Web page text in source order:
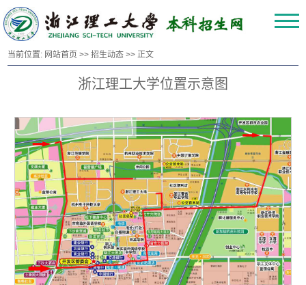
当前位置: 网站首页 >>招生动态 >> 正文
浙江理工大学位置示意图